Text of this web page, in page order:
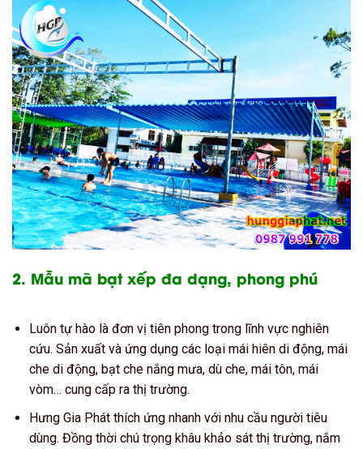
2. Mẫu mã bạt xếp đa dạng, phong phú
Luôn tự hào là đơn vị tiên phong trong lĩnh vực nghiên
cứu. Sản xuất và ứng dụng các loại mái hiên di động, mái
che di động, bạt che nắng mưa, dù che, mái tôn, mái
vòm… cung cấp ra thị trường.
Hưng Gia Phát thích ứng nhanh với nhu cầu người tiêu
dùng. Đồng thời chú trọng khâu khảo sát thị trường, nắm